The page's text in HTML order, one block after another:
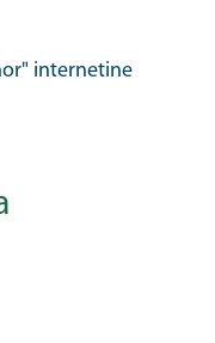
internetine